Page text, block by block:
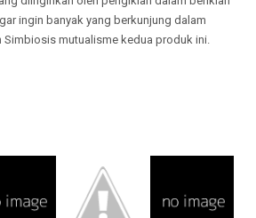
ingin banyak yang berkunjung dalam
mutualisme kedua produk ini.